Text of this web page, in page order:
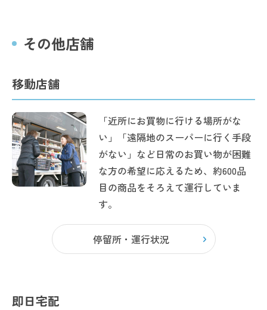
その他店舗
移動店舗
「近所にお買物に行ける場所がな
い」「遠隔地のスーパーに行く手段
がない」など日常のお買い物が困難
な方の希望に応えるため、約600品
目の商品をそろえて運行していま
す。
停留所・運行状況
即日宅配